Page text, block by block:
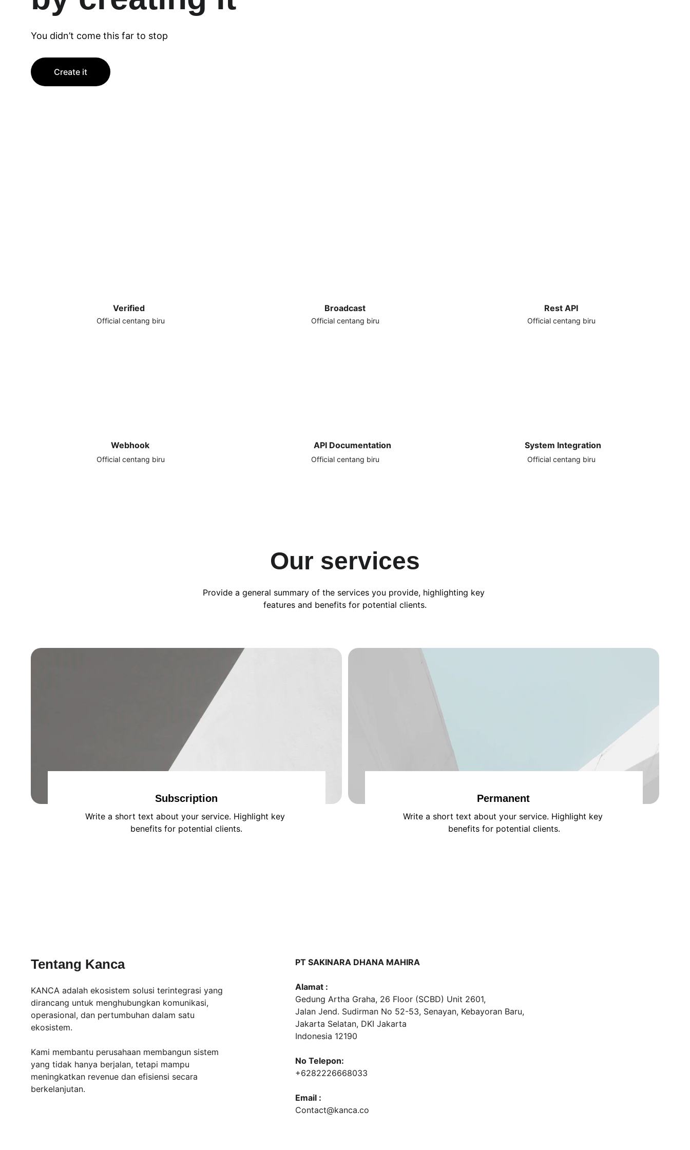
You didn’t come this far to stop
Create it
Verified Broadcast Rest API
Official centang biru Official centang biru Official centang biru
Webhook API Documentation System Integration
Official centang biru Official centang biru Official centang biru
Our services
Provide a general summary of the services you provide, highlighting key
features and benefits for potential clients.
Permanent
Write a short text about your service. Highlight key
benefits for potential clients.
Subscription
Write a short text about your service. Highlight key
benefits for potential clients.
Tentang Kanca
KANCA adalah ekosistem solusi terintegrasi yang
dirancang untuk menghubungkan komunikasi,
operasional, dan pertumbuhan dalam satu
ekosistem.
Kami membantu perusahaan membangun sistem
yang tidak hanya berjalan, tetapi mampu
meningkatkan revenue dan efisiensi secara
berkelanjutan.
PT SAKINARA DHANA MAHIRA
Alamat :
Gedung Artha Graha, 26 Floor (SCBD) Unit 2601,
Jalan Jend. Sudirman No 52-53, Senayan, Kebayoran Baru,
Jakarta Selatan, DKI Jakarta
Indonesia 12190
No Telepon:
+6282226668033
Email :
Contact@kanca.co